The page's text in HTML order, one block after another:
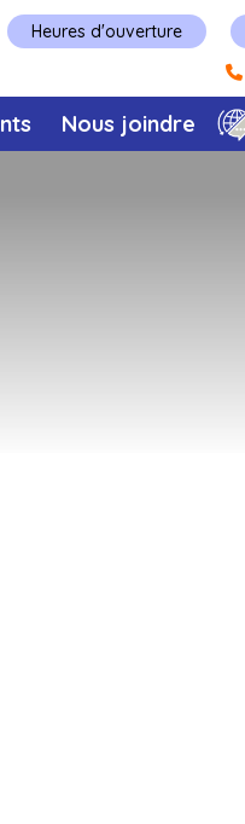
Heures d'ouverture
Nous joindre